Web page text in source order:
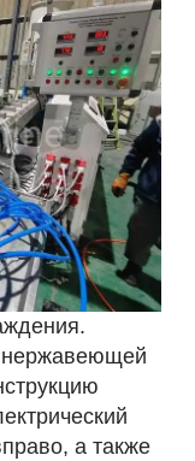
нержавеющей
а также